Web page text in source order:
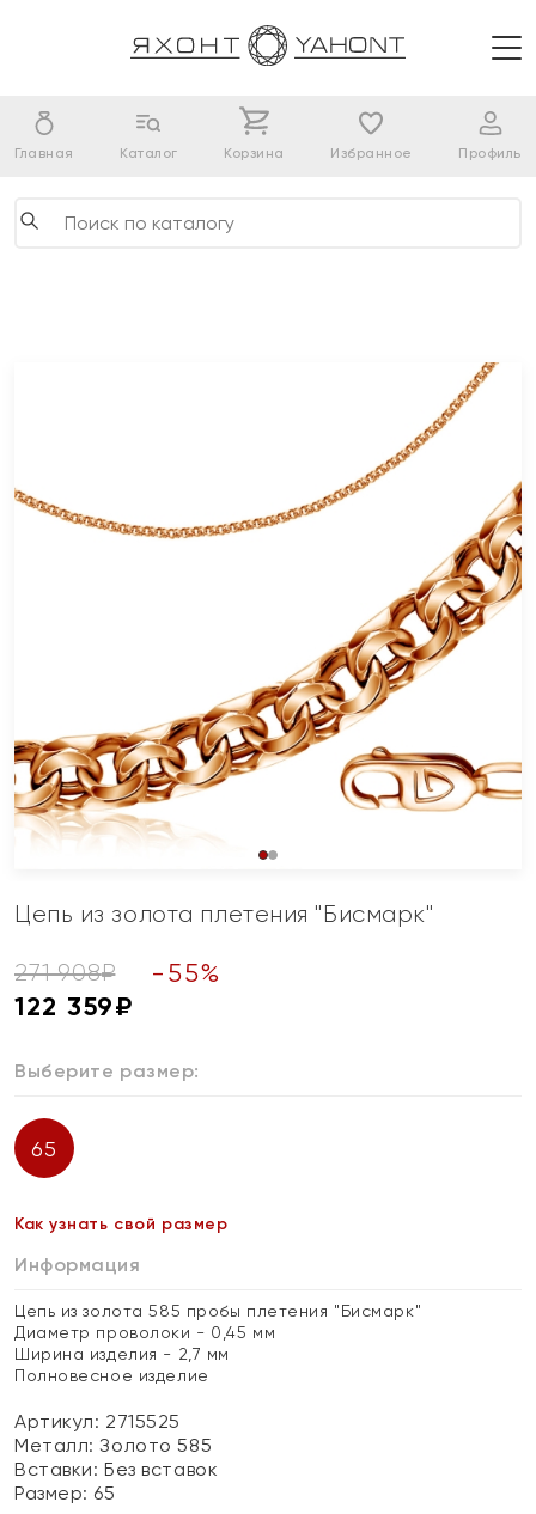
Главная Каталог Корзина Избранное Профиль
Цепь из золота плетения "Бисмарк"
271 908₽ - 55%
122 359₽
Выберите размер:
65
Как узнать свой размер
Информация
Цепь из золота 585 пробы плетения "Бисмарк"
Диаметр проволоки - 0,45 мм
Ширина изделия - 2,7 мм
Полновесное изделие
Артикул: 2715525
Металл:Золото 585
Вставки:Без вставок
Размер: 65